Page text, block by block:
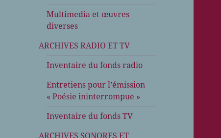
Multimedia et œuvres
diverses
ARCHIVES RADIO ET TV
Inventaire du fonds radio
Entretiens pour l’émission
« Poésie ininterrompue »
Inventaire du fonds TV
ARCHIVES SONORES ET